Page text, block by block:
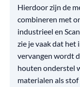
Hierdoor zijn de
combineren met
industrieel en
zie je vaak dat
vervangen wordt
houten onderstel
materialen als